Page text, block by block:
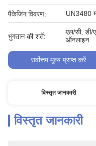
पैकेजिंग विवरण: UN3480
भुगतान की शर्तें:
एल/सी, डी/
ऑनलाइन
सर्वोत्तम मूल्य प्राप्त करें
विस्तृत जानकारी
विस्तृत जानकारी